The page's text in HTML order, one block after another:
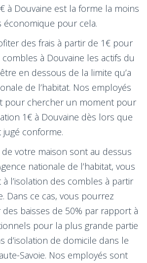
à Douvaine est la forme la moins
économique pour cela.
des frais à partir de 1€ pour
à Douvaine les actifs du
en dessous de la limite qu’a
de l’habitat. Nos employés
pour chercher un moment pour
1€ à Douvaine dès lors que
conforme.
votre maison sont au dessus
nationale de l’habitat, vous
à l’isolation des combles à partir
Dans ce cas, vous pourrez
baisses de 50% par rapport à
pour la plus grande partie
d’isolation de domicile dans le
Savoie. Nos employés sont